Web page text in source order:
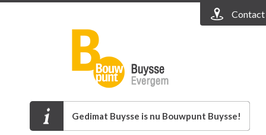
Contact
Gedimat Buysse is nu Bouwpunt Buysse!